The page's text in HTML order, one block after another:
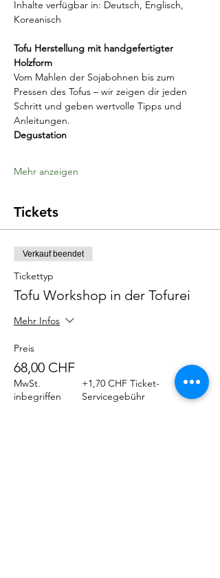
Inhalte verfügbar in: Deutsch, Englisch,
Koreanisch
Tofu Herstellung mit handgefertigter
Holzform
Vom Mahlen der Sojabohnen bis zum
Pressen des Tofus – wir zeigen dir jeden
Schritt und geben wertvolle Tipps und
Anleitungen.
Degustation
Mehr anzeigen
Tickets
Verkauf beendet
Tickettyp
Tofu Workshop in der Tofurei
Mehr Infos
Preis
68,00 CHF
MwSt.
inbegriffen
+1,70 CHF Ticket-
Servicegebühr